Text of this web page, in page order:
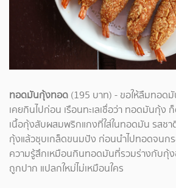
ทอดมันกุ้งทอด (195 บาท) - ขอให้ลืมทอ
เคยกินไปก่อน เรือนทะเลเชื่อว่า ทอดมันกุ้ง
เนื้อกุ้งสับผสมพริกแกงที่ใส่ในทอดมัน รสช
กุ้งแล้วชุบเกล็ดขนมปัง ก่อนนำไปทอดจนก
ความรู้สึกเหมือนกินทอดมันที่รวมร่างกับกุ้
ถูกปาก แปลกใหม่ไม่เหมือนใคร